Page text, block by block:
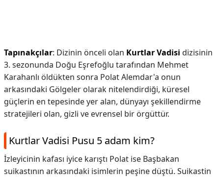
Tapınakçılar: Dizinin önceli olan Kurtlar Vadisi dizisinin
3. sezonunda Doğu Eşrefoğlu tarafından Mehmet
Karahanlı öldükten sonra Polat Alemdar'a onun
arkasındaki Gölgeler olarak nitelendirdiği, küresel
güçlerin en tepesinde yer alan, dünyayı şekillendirme
stratejileri olan, gizli ve evrensel bir örgüttür.
Kurtlar Vadisi Pusu 5 adam kim?
İzleyicinin kafası iyice karıştı Polat ise Başbakan
suikastının arkasındaki isimlerin peşine düştü. Suikastin